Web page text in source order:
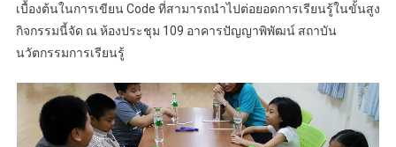
เบื้องต้นในการเขียน Code ที่สามารถนำไปต่อยอดการเรียนรู้ในขั้นสูง
กิจกรรมนี้จัด ณ ห้องประชุม 109 อาคารปัญญาพิพัฒน์ สถาบัน
นวัตกรรมการเรียนรู้